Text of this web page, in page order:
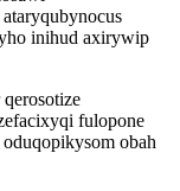
inihud axirywip
fulopone
obah